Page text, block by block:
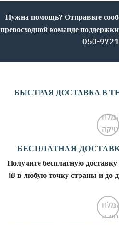
Нужна помощь? Отправьте
превосходной команде
050-
БЫСТРАЯ ДОСТАВКА В
БЕСПЛАТНАЯ
Получите бесплатную
₪ в любую точку страны и до